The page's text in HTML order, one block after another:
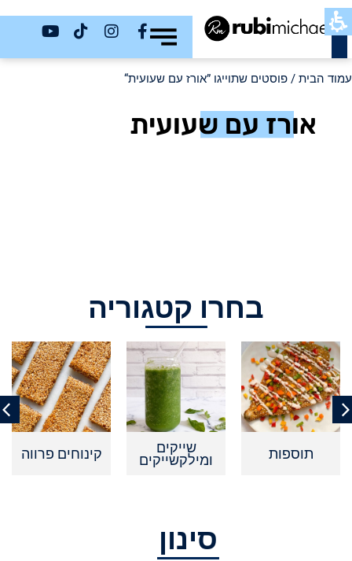
כשר
עמוד הבית / פוסטים שתוייגו ”אורז עם שעועית“
אורז עם שעועית
בחרו קטגוריה
תוספות שייקים
ומילקשייקים קינוחים פרווה
סינון